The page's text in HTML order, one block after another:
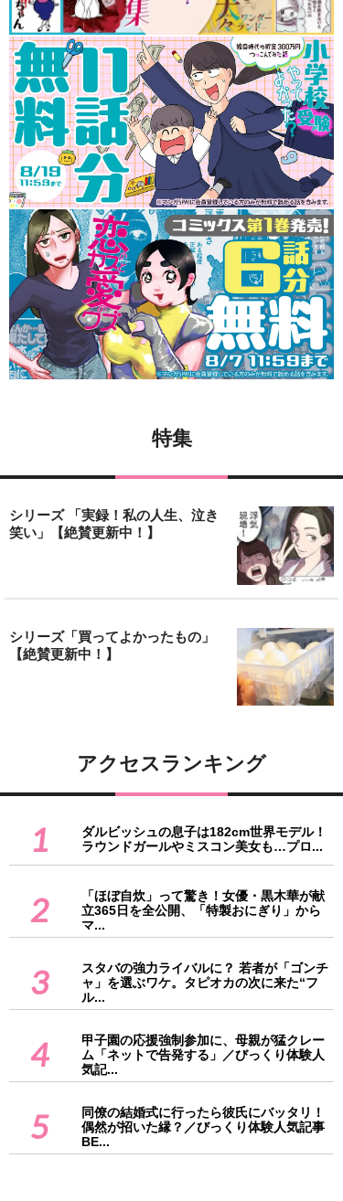
特集
シリーズ 「実録！私の人生、泣き
笑い」【絶賛更新中！】
シリーズ「買ってよかったもの」
【絶賛更新中！】
アクセスランキング
1
ダルビッシュの息子は182cm世界モデル！
ラウンドガールやミスコン美女も…プロ...
2
「ほぼ自炊」って驚き！女優・黒木華が献
立365日を全公開、「特製おにぎり」から
マ...
3
スタバの強力ライバルに？ 若者が「ゴンチ
ャ」を選ぶワケ。タピオカの次に来た“フ
ル...
4
甲子園の応援強制参加に、母親が猛クレー
ム「ネットで告発する」／びっくり体験人
気記...
5
同僚の結婚式に行ったら彼氏にバッタリ！
偶然が招いた縁？／びっくり体験人気記事
BE...